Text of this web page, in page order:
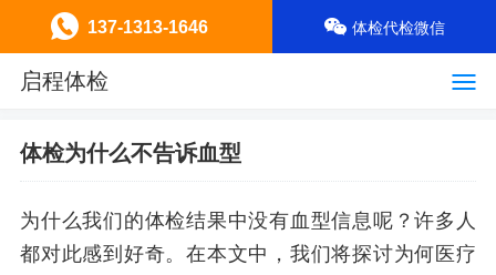
启程体检
体检为什么不告诉血型
为什么我们的体检结果中没有血型信息呢？许多人
都对此感到好奇。在本文中，我们将探讨为何医疗
137-1313-1646 体检代检微信